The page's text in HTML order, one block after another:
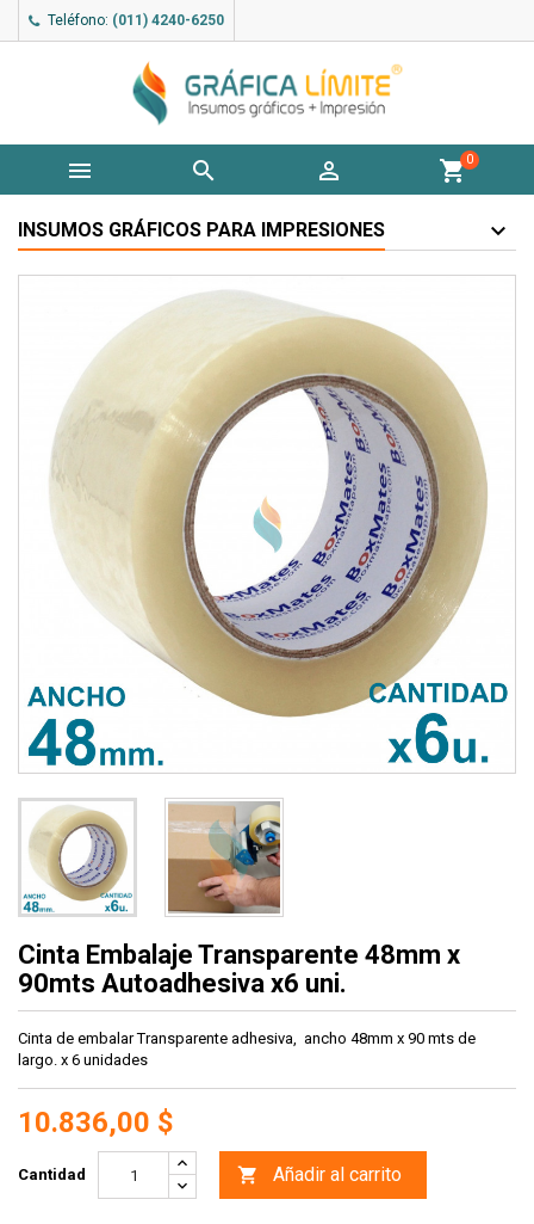
Teléfono: (011) 4240-6250
   shopping_cart0
INSUMOS GRÁFICOS PARA IMPRESIONES
Cinta Embalaje Transparente 48mm x
90mts Autoadhesiva x6 uni.
Cinta de embalar Transparente adhesiva, ancho 48mm x 90 mts de
largo. x 6 unidades
10.836,00 $
Cantidad  Añadir al carrito